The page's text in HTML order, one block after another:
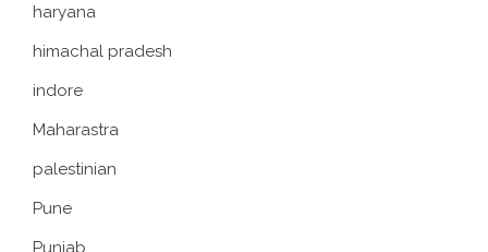
haryana
himachal pradesh
indore
Maharastra
palestinian
Pune
Punjab